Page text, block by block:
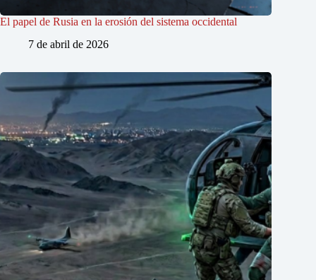
El papel de Rusia en la erosión del sistema occidental
7 de abril de 2026